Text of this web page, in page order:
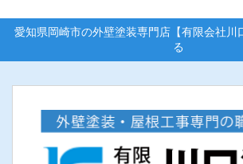
愛知県岡崎市の外壁塗装専門店【有限会社川
る